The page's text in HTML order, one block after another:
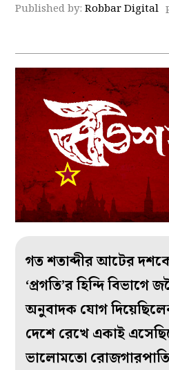
Published by:Robbar Digital
গত শতাব্দীর আটের
‘প্রগতি’র হিন্দি
অনুবাদক যোগ
দেশে রেখে একাই
ভালোমতো